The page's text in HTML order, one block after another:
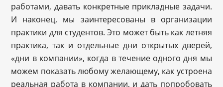
работами, давать конкретные прикладные задачи.
И наконец, мы заинтересованы в организации
практики для студентов. Это может быть как летняя
практика, так и отдельные дни открытых дверей,
«дни в компании», когда в течение одного дня мы
можем показать любому желающему, как устроена
реальная работа в компании, и дать попробовать